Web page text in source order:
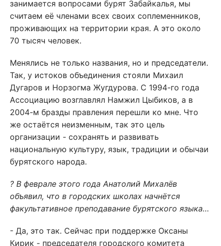
занимается вопросами бурят Забайкалья, мы
считаем её членами всех своих соплеменников,
проживающих на территории края. А это около
70 тысяч человек.
Менялись не только названия, но и председатели.
Так, у истоков объединения стояли Михаил
Дугаров и Норзогма Жугдурова. С 1994-го года
Ассоциацию возглавлял Намжил Цыбиков, а в
2004-м бразды правления перешли ко мне. Что
же остаётся неизменным, так это цель
организации - сохранять и развивать
национальную культуру, язык, традиции и обычаи
бурятского народа.
? В феврале этого года Анатолий Михалёв
объявил, что в городских школах начнётся
факультативное преподавание бурятского языка…
- Да, это так. Сейчас при поддержке Оксаны
Кирик - председателя городского комитета